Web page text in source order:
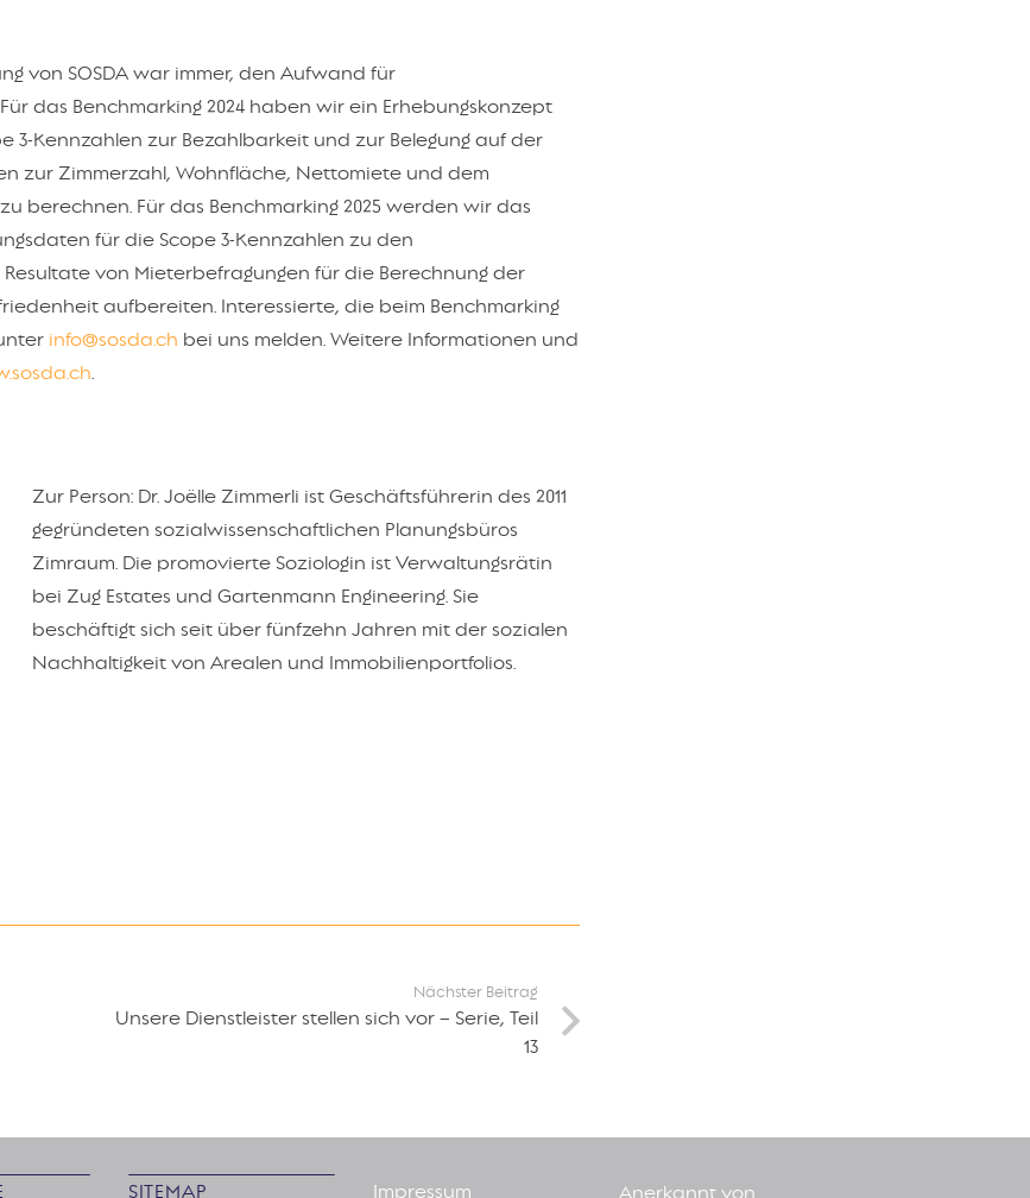
von SOSDA war immer, den Aufwand für
das Benchmarking 2024 haben wir ein Erhebungskonzept
3-Kennzahlen zur Bezahlbarkeit und zur Belegung auf der
zur Zimmerzahl, Wohnfläche, Nettomiete und dem
berechnen. Für das Benchmarking 2025 werden wir das
für die Scope 3-Kennzahlen zu den
von Mieterbefragungen für die Berechnung der
aufbereiten. Interessierte, die beim Benchmarking
info@sosda.ch bei uns melden. Weitere Informationen und
.
Zur Person: Dr. Joëlle Zimmerli ist Geschäftsführerin des 2011
gegründeten sozialwissenschaftlichen Planungsbüros
Zimraum. Die promovierte Soziologin ist Verwaltungsrätin
bei Zug Estates und Gartenmann Engineering. Sie
beschäftigt sich seit über fünfzehn Jahren mit der sozialen
Nachhaltigkeit von Arealen und Immobilienportfolios.
Nächster Beitrag
Unsere Dienstleister stellen sich vor – Serie, Teil
13
SITEMAP Impressum Anerkannt von